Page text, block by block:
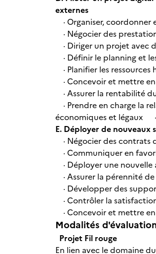
externes
· Organiser,
· Négocier des
· Diriger un projet avec
· Définir le planning et
· Planifier les
· Concevoir et mettre
· Assurer la rentabilité
· Prendre en charge la
économiques et légaux ·
E. Déployer de
· Négocier des contrats
· Communiquer en
· Déployer une
· Assurer la pérennité
· Développer des
· Contrôler la
· Concevoir et mettre
Modalités
Projet Fil rouge
En lien avec le domaine